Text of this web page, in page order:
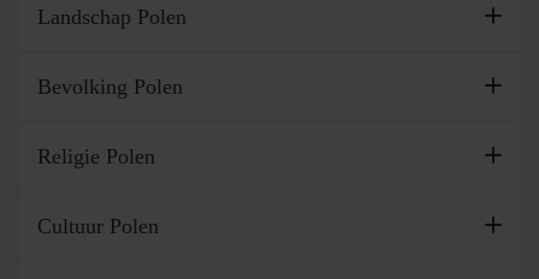
Landschap Polen
landschap met hier en daar heuvels van maximaal 300 meter
Karpaten ...
Lees meer
Bevolking Polen
keer zo groot als Nederland en bijna 10 keer zo groot als
woiwodschappen, ook ...
Religie Polen
bevolking rooms-katholiek. Van deze gelovigen gaat
Cultuur Polen